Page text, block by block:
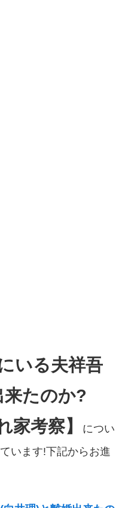
いる夫祥吾
来たのか?
家考察】
につい
います!下記からお進